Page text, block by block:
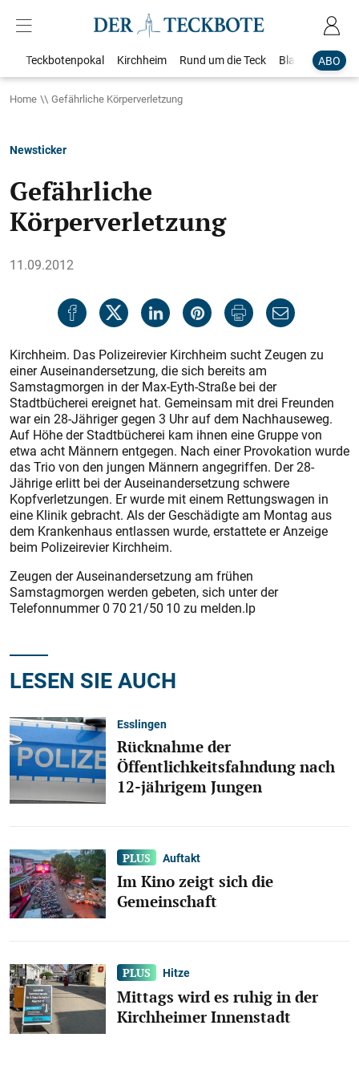
ABO
Teckbotenpokal Kirchheim Rund um die Teck Blaulicht
Home Gefährliche Körperverletzung
Newsticker
Gefährliche
Körperverletzung
11.09.2012
Kirchheim. Das Polizeirevier Kirchheim sucht Zeugen zu
einer Auseinandersetzung, die sich bereits am
Samstagmorgen in der Max-Eyth-Straße bei der
Stadtbücherei ereignet hat. Gemeinsam mit drei Freunden
war ein 28-Jähriger gegen 3 Uhr auf dem Nachhauseweg.
Auf Höhe der Stadtbücherei kam ihnen eine Gruppe von
etwa acht Männern entgegen. Nach einer Provokation wurde
das Trio von den jungen Männern angegriffen. Der 28-
Jährige erlitt bei der Aus­einandersetzung schwere
Kopfverletzungen. Er wurde mit einem Rettungswagen in
eine Klinik gebracht. Als der Geschädigte am Montag aus
dem Krankenhaus entlassen wurde, erstattete er Anzeige
beim Polizeirevier Kirchheim.
Zeugen der Auseinandersetzung am frühen
Samstagmorgen werden gebeten, sich unter der
Telefonnummer 0 70 21/50 10 zu melden.lp
LESEN SIE AUCH
Esslingen
Rücknahme der
Öffentlichkeitsfahndung nach
12-jährigem Jungen
Auftakt
Im Kino zeigt sich die
Gemeinschaft
Hitze
Mittags wird es ruhig in der
Kirchheimer Innenstadt